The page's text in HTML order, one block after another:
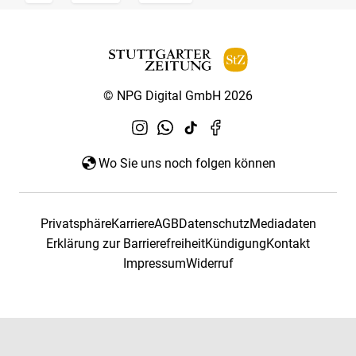
© NPG Digital GmbH 2026
Wo Sie uns noch folgen können
PrivatsphäreKarriereAGBDatenschutzMediadaten
Erklärung zur BarrierefreiheitKündigungKontakt
ImpressumWiderruf